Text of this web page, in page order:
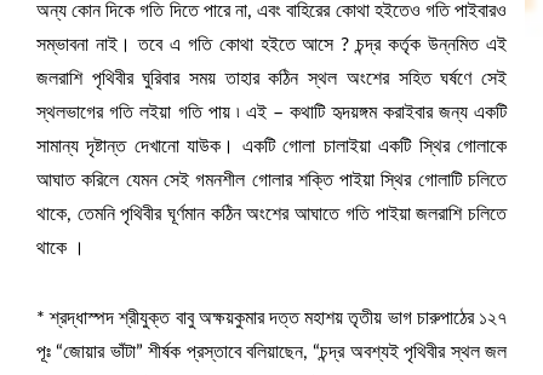
অন্য কোন দিকে গতি দিতে পারে না, এবং বাহিরের কোথা হইতেও গতি পাইবারও
সম্ভাবনা নাই। তবে এ গতি কোথা হইতে আসে ?চন্দ্র কর্তৃক উন্নমিত এই
জলরাশি পৃথিবীর ঘুরিবার সময় তাহার কঠিন স্থল অংশের সহিত ঘর্ষণে সেই
স্থলভাগের গতি লইয়া গতি পায় ৷ এই – কথাটি হৃদয়ঙ্গম করাইবার জন্য একটি
সামান্য দৃষ্টান্ত দেখানো যাউক। একটি গোলা চালাইয়া একটি স্থির গোলাকে
আঘাত করিলে যেমন সেই গমনশীল গোলার শক্তি পাইয়া স্থির গোলাটি চলিতে
থাকে, তেমনি পৃথিবীর ঘূর্ণমান কঠিন অংশের আঘাতে গতি পাইয়া জলরাশি চলিতে
থাকে ।
* শ্রদ্ধাস্পদ শ্রীযুক্ত বাবু অক্ষয়কুমার দত্ত মহাশয় তৃতীয় ভাগ চারুপাঠের ১২৭
পূঃ “জোয়ার ভাঁটা” শীর্ষক প্রস্তাবে বলিয়াছেন, “চন্দ্র অবশ্যই পৃথিবীর স্থল জল